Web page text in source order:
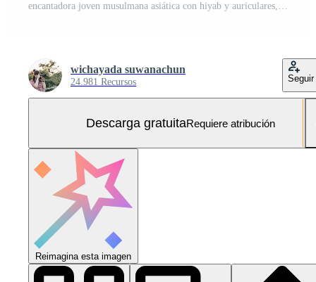
encantadora joven musulmana asiática con hiyab y auriculares, escuchando música y leyendo un libro en la sala de estar. Foto Gratis
wichayada suwanachun
24.981 Recursos Seguir
Descarga gratuitaRequiere atribución
Reimagina esta imagen